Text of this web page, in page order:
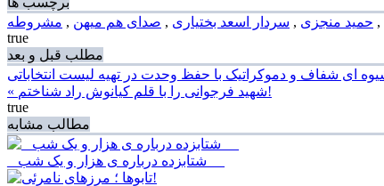
, حمید منجزی , سردار اسعد بختیاری , صدای هم میهن , مشروطه
true
مطلب قبل و بعد
« شهید فرجوانی را با قلم کیانوش راد شناختم!
true
مطالب مشابه